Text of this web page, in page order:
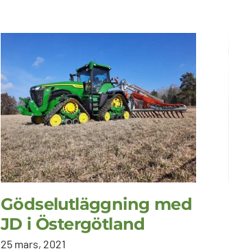
Gödselutläggning med
JD i Östergötland
25 mars, 2021